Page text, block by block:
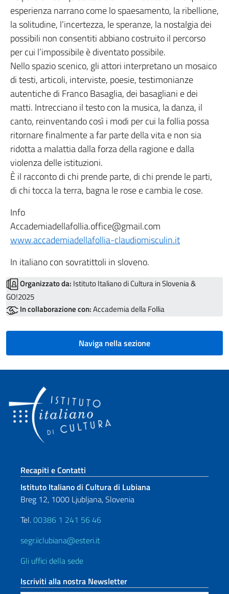
esperienza narrano come lo spaesamento, la ribellione,
la solitudine, l’incertezza, le speranze, la nostalgia dei
possibili non consentiti abbiano costruito il percorso
per cui l’impossibile è diventato possibile.
Nello spazio scenico, gli attori interpretano un mosaico
di testi, articoli, interviste, poesie, testimonianze
autentiche di Franco Basaglia, dei basagliani e dei
matti. Intrecciano il testo con la musica, la danza, il
canto, reinventando così i modi per cui la follia possa
ritornare finalmente a far parte della vita e non sia
ridotta a malattia dalla forza della ragione e dalla
violenza delle istituzioni.
È il racconto di chi prende parte, di chi prende le parti,
di chi tocca la terra, bagna le rose e cambia le cose.
Info
Accademiadellafollia.office@gmail.com
www.accademiadellafollia-claudiomisculin.it
In italiano con sovratittoli in sloveno.
Organizzato da: Istituto Italiano di Cultura in Slovenia &
GO!2025
In collaborazione con:Accademia della Follia
Naviga nella sezione
Sezione footer
Recapiti e Contatti
Istituto Italiano di Cultura di Lubiana
Breg 12, 1000 Ljubljana, Slovenia
Tel.00386 1 241 56 46
segr.iiclubiana@esteri.it
Gli uffici della sede
Iscriviti alla nostra Newsletter